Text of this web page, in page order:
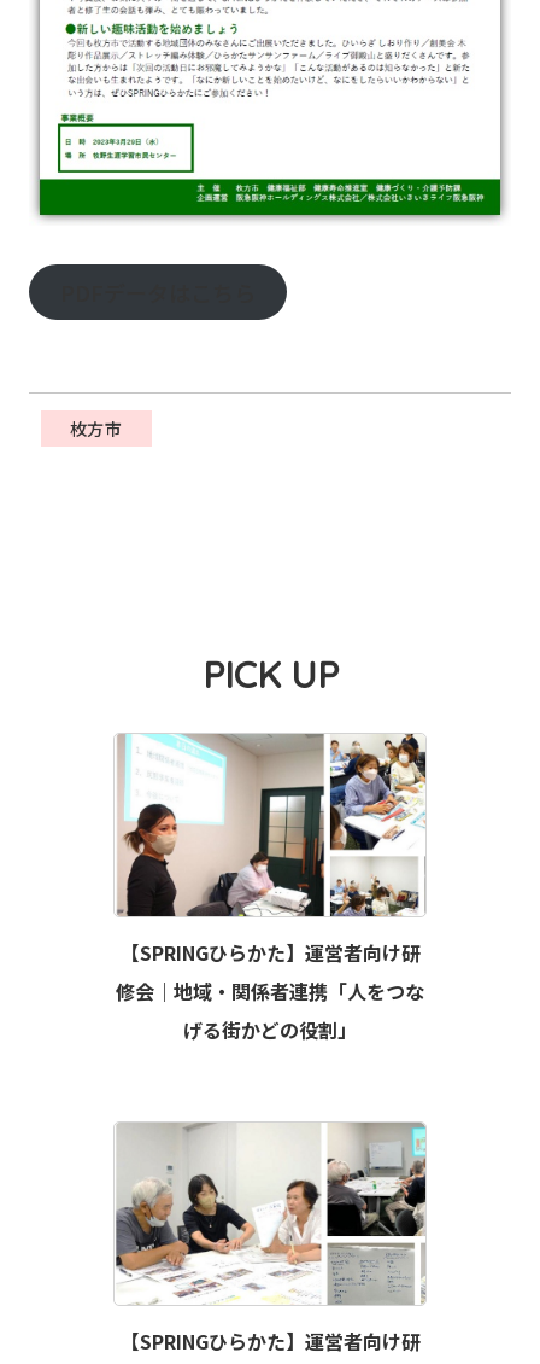
枚方市
PICK UP
【SPRINGひらかた】運営者向け研
修会｜地域・関係者連携「人をつな
げる街かどの役割」
【SPRINGひらかた】運営者向け研